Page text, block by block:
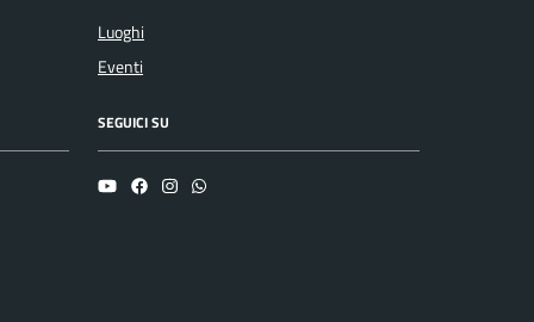
Luoghi
Eventi
SEGUICI SU
YouTubeFacebookInstagramWhatsapp